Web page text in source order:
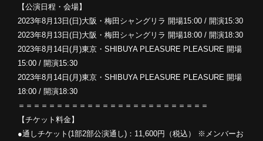
【公演日程・会場】
2023年8月13日(日)大阪・梅田シャングリラ 開場15:00 / 開演15:30
2023年8月13日(日)大阪・梅田シャングリラ 開場18:00 / 開演18:30
2023年8月14日(月)東京・SHIBUYA PLEASURE PLEASURE 開場
15:00 / 開演15:30
2023年8月14日(月)東京・SHIBUYA PLEASURE PLEASURE 開場
18:00 / 開演18:30
＝＝＝＝＝＝＝＝＝＝＝＝＝＝＝＝＝＝＝＝＝＝＝＝＝
【チケット料金】
●通しチケット(1部2部公演通し)：11,600円（税込） ※メンバーお